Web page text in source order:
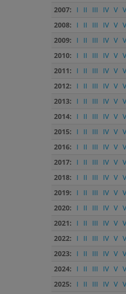
2007:
I II III IV V
2008:
I II III IV V
2009:
I II III IV V
2010:
I II III IV V
2011:
I II III IV V
2012:
I II III IV V
2013:
I II III IV V
2014:
I II III IV V
2015:
I II III IV V
2016:
I II III IV V
2017:
I II III IV V
2018:
I II III IV V
2019:
I II III IV V
2020:
I II III IV V
2021:
I II III IV V
2022:
I II III IV V
2023:
I II III IV V
2024:
I II III IV V
2025:
I II III IV V